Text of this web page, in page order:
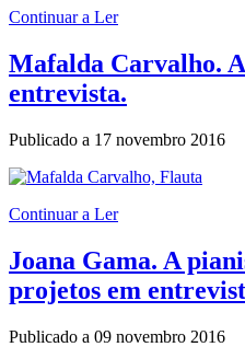
Continuar a Ler
Mafalda Carvalho.
entrevista.
Publicado a 17 novembro 2016
Continuar a Ler
Joana Gama. A
projetos em
Publicado a 09 novembro 2016